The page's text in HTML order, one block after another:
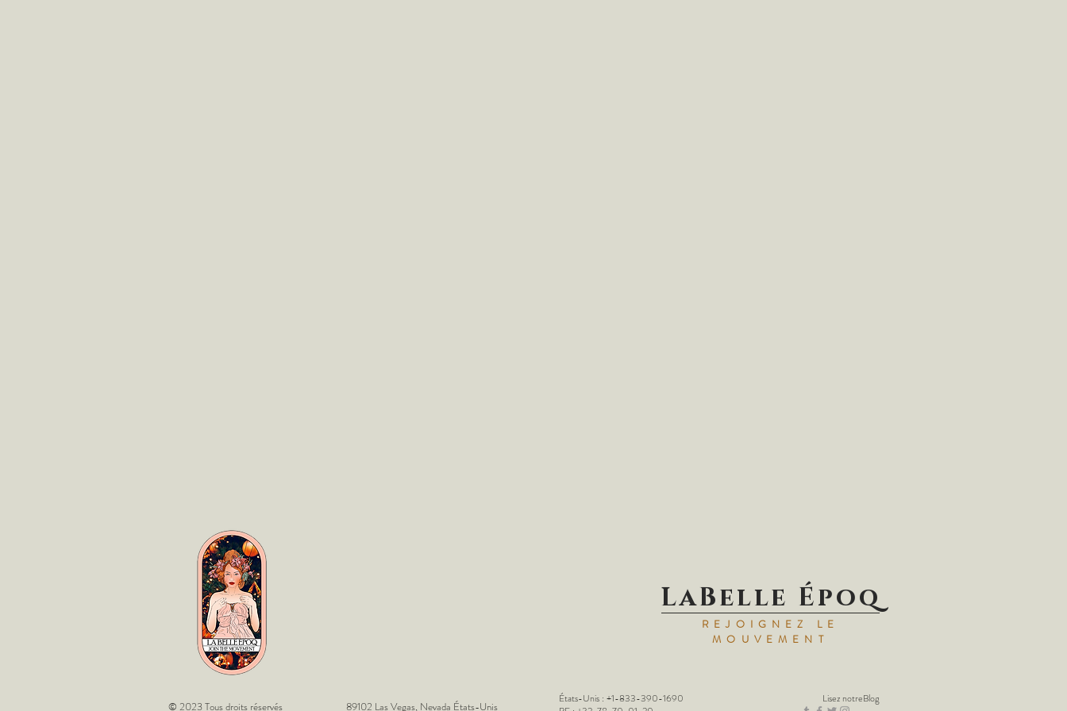
LaBelle Époq
REJOIGNEZ LE
MOUVEMENT
© 2023 Tous droits réservés 89102 Las Vegas, Nevada États-Unis
États-Unis : +1-833-390-1690
Lisez notreBlog